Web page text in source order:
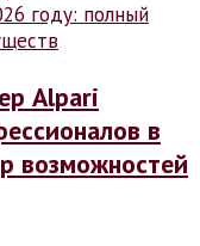
Alpari
в
возможностей